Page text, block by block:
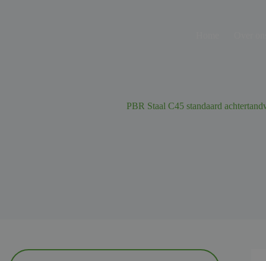
PBR Staal C45 standaard